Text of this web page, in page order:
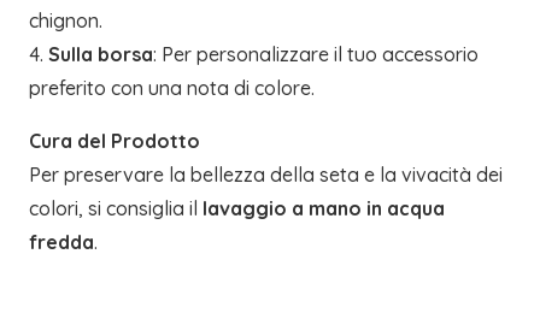
chignon.
4. Sulla borsa: Per personalizzare il tuo accessorio
preferito con una nota di colore.
Cura del Prodotto
Per preservare la bellezza della seta e la vivacità dei
colori, si consiglia il lavaggio a mano in acqua
fredda.